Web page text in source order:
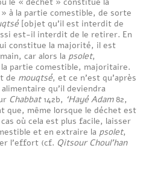
à la partie comestible, de sorte
[objet qu’il est interdit de
est-il interdit de le retirer. En
constitue la majorité, il est
car alors la psolet,
partie comestible, majoritaire.
de mouqtsé, et ce n’est qu’après
qu’il deviendra
Chabbat 142b, ‘Hayé Adam82,
que, même lorsque le déchet est
où cela est plus facile, laisser
et en extraire la psolet,
l’effort (cf. Qitsour Choul’han